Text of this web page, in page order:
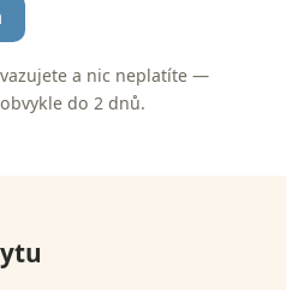
a nic neplatíte —
do 2 dnů.